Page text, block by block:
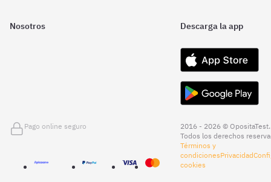
Nosotros Descarga la app
Pago online seguro
2016 - 2026 © OpositaTest.
Todos los derechos
Términos y
condicionesPrivacidad
cookies